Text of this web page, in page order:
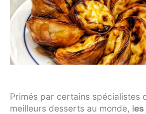
Primés par certains spécialistes
meilleurs desserts au monde, les